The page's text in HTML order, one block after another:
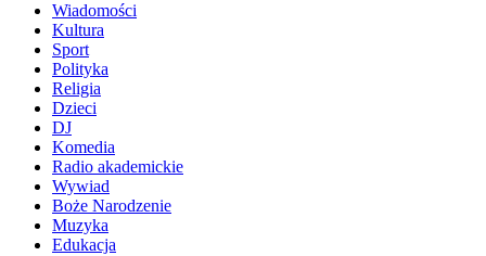
Wiadomości
Kultura
Sport
Polityka
Religia
Dzieci
DJ
Komedia
Radio akademickie
Wywiad
Boże Narodzenie
Muzyka
Edukacja